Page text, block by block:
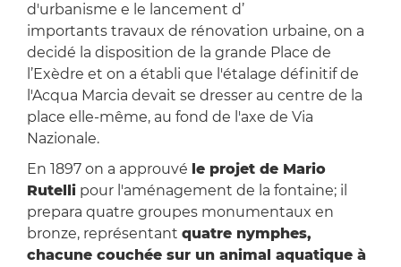
d'urbanisme e le lancement d’
importants travaux de rénovation urbaine, on a
decidé la disposition de la grande Place de
l’Exèdre et on a établi que l'étalage définitif de
l'Acqua Marcia devait se dresser au centre de la
place elle-même, au fond de l'axe de Via
Nazionale.
En 1897 on a approuvé le projet de Mario
Rutellipour l'aménagement de la fontaine; il
prepara quatre groupes monumentaux en
bronze, représentant quatre nymphes,
chacune couchée sur un animal aquatique à